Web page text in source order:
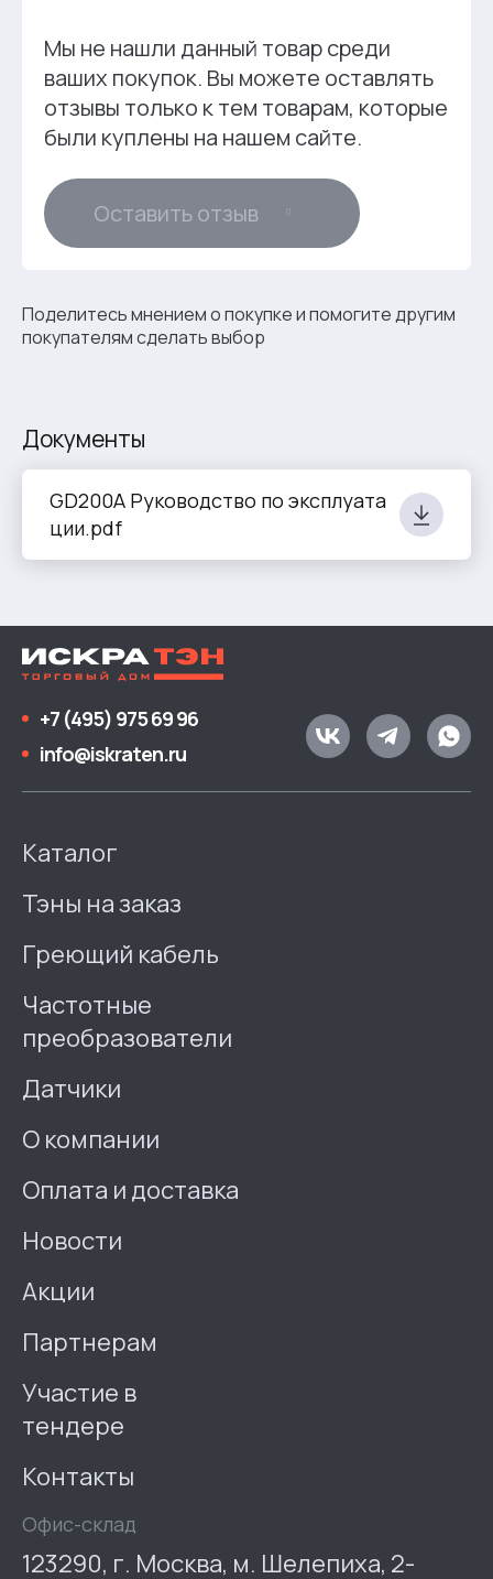
Мы не нашли данный товар среди
ваших покупок. Вы можете оставлять
отзывы только к тем товарам, которые
были куплены на нашем сайте.
Оставить отзыв
Поделитесь мнением о покупке и помогите другим
покупателям сделать выбор
Документы
GD200A Руководство по эксплуата
ции.pdf
+7 (495) 975 69 96
info@iskraten.ru
Каталог
Тэны на заказ
Греющий кабель
Частотные
преобразователи
Датчики
О компании
Оплата и доставка
Новости
Акции
Партнерам
Участие в
тендере
Контакты
Офис-склад
123290, г. Москва, м. Шелепиха, 2-